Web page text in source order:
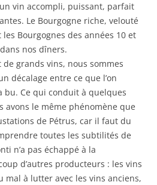
vin accompli, puissant, parfait
Le Bourgogne riche, velouté
Bourgognes des années 10 et
nos dîners.
grands vins, nous sommes
décalage entre ce que l’on
bu. Ce qui conduit à quelques
avons le même phénomène que
de Pétrus, car il faut du
toutes les subtilités de
n’a pas échappé à la
d’autres producteurs : les vins
mal à lutter avec les vins anciens,